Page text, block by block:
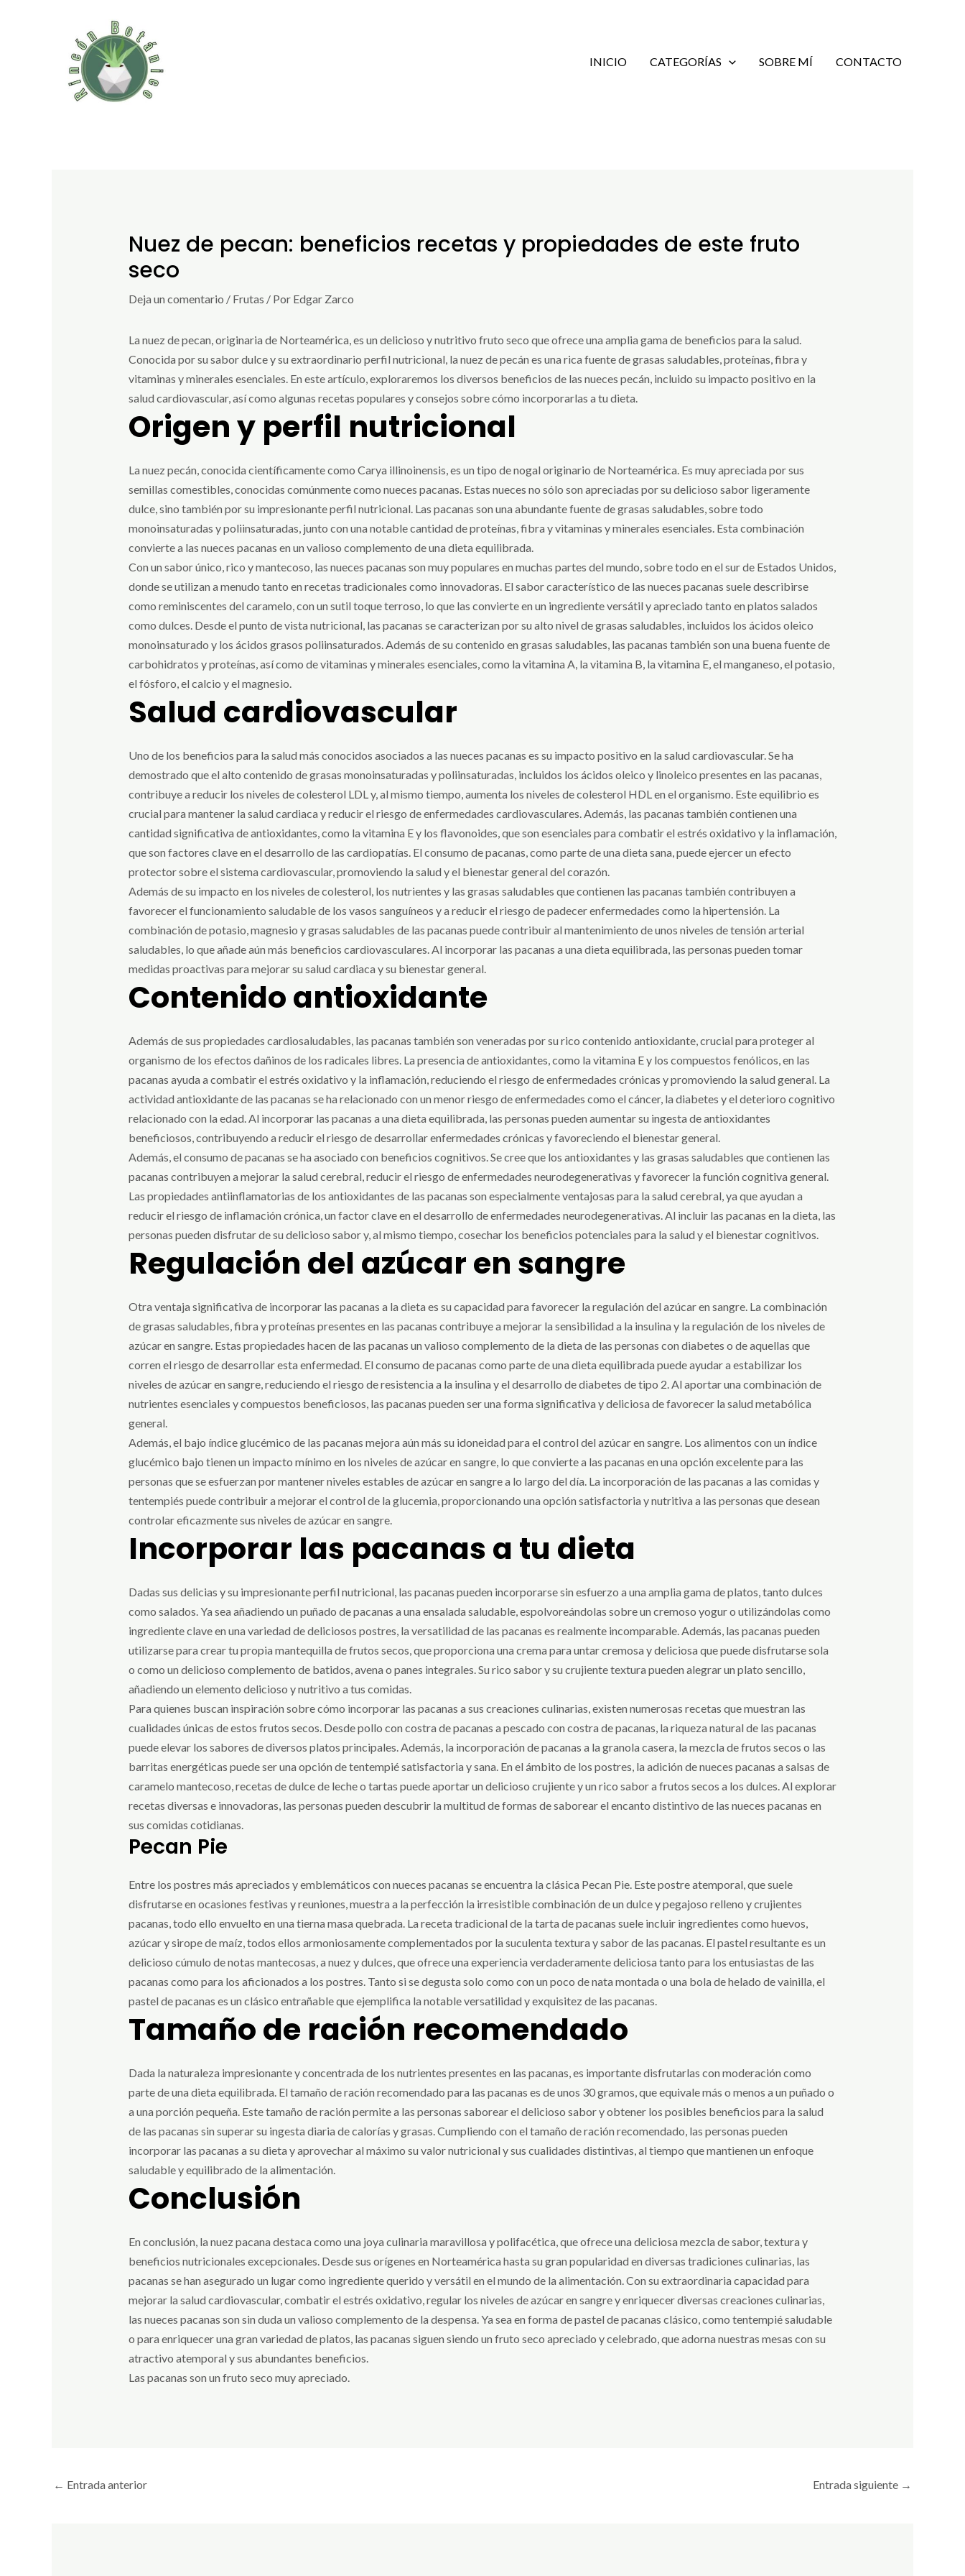
INICIO CATEGORÍAS SOBRE MÍ CONTACTO
Nuez de pecan: beneficios recetas y propiedades de este fruto
seco
Deja un comentario / Frutas / Por Edgar Zarco
La nuez de pecan, originaria de Norteamérica, es un delicioso y nutritivo fruto seco que ofrece una amplia gama de beneficios para la salud.
Conocida por su sabor dulce y su extraordinario perfil nutricional, la nuez de pecán es una rica fuente de grasas saludables, proteínas, fibra y
vitaminas y minerales esenciales. En este artículo, exploraremos los diversos beneficios de las nueces pecán, incluido su impacto positivo en la
salud cardiovascular, así como algunas recetas populares y consejos sobre cómo incorporarlas a tu dieta.
Origen y perfil nutricional
La nuez pecán, conocida científicamente como Carya illinoinensis, es un tipo de nogal originario de Norteamérica. Es muy apreciada por sus
semillas comestibles, conocidas comúnmente como nueces pacanas. Estas nueces no sólo son apreciadas por su delicioso sabor ligeramente
dulce, sino también por su impresionante perfil nutricional. Las pacanas son una abundante fuente de grasas saludables, sobre todo
monoinsaturadas y poliinsaturadas, junto con una notable cantidad de proteínas, fibra y vitaminas y minerales esenciales. Esta combinación
convierte a las nueces pacanas en un valioso complemento de una dieta equilibrada.
Con un sabor único, rico y mantecoso, las nueces pacanas son muy populares en muchas partes del mundo, sobre todo en el sur de Estados Unidos,
donde se utilizan a menudo tanto en recetas tradicionales como innovadoras. El sabor característico de las nueces pacanas suele describirse
como reminiscentes del caramelo, con un sutil toque terroso, lo que las convierte en un ingrediente versátil y apreciado tanto en platos salados
como dulces. Desde el punto de vista nutricional, las pacanas se caracterizan por su alto nivel de grasas saludables, incluidos los ácidos oleico
monoinsaturado y los ácidos grasos poliinsaturados. Además de su contenido en grasas saludables, las pacanas también son una buena fuente de
carbohidratos y proteínas, así como de vitaminas y minerales esenciales, como la vitamina A, la vitamina B, la vitamina E, el manganeso, el potasio,
el fósforo, el calcio y el magnesio.
Salud cardiovascular
Uno de los beneficios para la salud más conocidos asociados a las nueces pacanas es su impacto positivo en la salud cardiovascular. Se ha
demostrado que el alto contenido de grasas monoinsaturadas y poliinsaturadas, incluidos los ácidos oleico y linoleico presentes en las pacanas,
contribuye a reducir los niveles de colesterol LDL y, al mismo tiempo, aumenta los niveles de colesterol HDL en el organismo. Este equilibrio es
crucial para mantener la salud cardiaca y reducir el riesgo de enfermedades cardiovasculares. Además, las pacanas también contienen una
cantidad significativa de antioxidantes, como la vitamina E y los flavonoides, que son esenciales para combatir el estrés oxidativo y la inflamación,
que son factores clave en el desarrollo de las cardiopatías. El consumo de pacanas, como parte de una dieta sana, puede ejercer un efecto
protector sobre el sistema cardiovascular, promoviendo la salud y el bienestar general del corazón.
Además de su impacto en los niveles de colesterol, los nutrientes y las grasas saludables que contienen las pacanas también contribuyen a
favorecer el funcionamiento saludable de los vasos sanguíneos y a reducir el riesgo de padecer enfermedades como la hipertensión. La
combinación de potasio, magnesio y grasas saludables de las pacanas puede contribuir al mantenimiento de unos niveles de tensión arterial
saludables, lo que añade aún más beneficios cardiovasculares. Al incorporar las pacanas a una dieta equilibrada, las personas pueden tomar
medidas proactivas para mejorar su salud cardiaca y su bienestar general.
Contenido antioxidante
Además de sus propiedades cardiosaludables, las pacanas también son veneradas por su rico contenido antioxidante, crucial para proteger al
organismo de los efectos dañinos de los radicales libres. La presencia de antioxidantes, como la vitamina E y los compuestos fenólicos, en las
pacanas ayuda a combatir el estrés oxidativo y la inflamación, reduciendo el riesgo de enfermedades crónicas y promoviendo la salud general. La
actividad antioxidante de las pacanas se ha relacionado con un menor riesgo de enfermedades como el cáncer, la diabetes y el deterioro cognitivo
relacionado con la edad. Al incorporar las pacanas a una dieta equilibrada, las personas pueden aumentar su ingesta de antioxidantes
beneficiosos, contribuyendo a reducir el riesgo de desarrollar enfermedades crónicas y favoreciendo el bienestar general.
Además, el consumo de pacanas se ha asociado con beneficios cognitivos. Se cree que los antioxidantes y las grasas saludables que contienen las
pacanas contribuyen a mejorar la salud cerebral, reducir el riesgo de enfermedades neurodegenerativas y favorecer la función cognitiva general.
Las propiedades antiinflamatorias de los antioxidantes de las pacanas son especialmente ventajosas para la salud cerebral, ya que ayudan a
reducir el riesgo de inflamación crónica, un factor clave en el desarrollo de enfermedades neurodegenerativas. Al incluir las pacanas en la dieta, las
personas pueden disfrutar de su delicioso sabor y, al mismo tiempo, cosechar los beneficios potenciales para la salud y el bienestar cognitivos.
Regulación del azúcar en sangre
Otra ventaja significativa de incorporar las pacanas a la dieta es su capacidad para favorecer la regulación del azúcar en sangre. La combinación
de grasas saludables, fibra y proteínas presentes en las pacanas contribuye a mejorar la sensibilidad a la insulina y la regulación de los niveles de
azúcar en sangre. Estas propiedades hacen de las pacanas un valioso complemento de la dieta de las personas con diabetes o de aquellas que
corren el riesgo de desarrollar esta enfermedad. El consumo de pacanas como parte de una dieta equilibrada puede ayudar a estabilizar los
niveles de azúcar en sangre, reduciendo el riesgo de resistencia a la insulina y el desarrollo de diabetes de tipo 2. Al aportar una combinación de
nutrientes esenciales y compuestos beneficiosos, las pacanas pueden ser una forma significativa y deliciosa de favorecer la salud metabólica
general.
Además, el bajo índice glucémico de las pacanas mejora aún más su idoneidad para el control del azúcar en sangre. Los alimentos con un índice
glucémico bajo tienen un impacto mínimo en los niveles de azúcar en sangre, lo que convierte a las pacanas en una opción excelente para las
personas que se esfuerzan por mantener niveles estables de azúcar en sangre a lo largo del día. La incorporación de las pacanas a las comidas y
tentempiés puede contribuir a mejorar el control de la glucemia, proporcionando una opción satisfactoria y nutritiva a las personas que desean
controlar eficazmente sus niveles de azúcar en sangre.
Incorporar las pacanas a tu dieta
Dadas sus delicias y su impresionante perfil nutricional, las pacanas pueden incorporarse sin esfuerzo a una amplia gama de platos, tanto dulces
como salados. Ya sea añadiendo un puñado de pacanas a una ensalada saludable, espolvoreándolas sobre un cremoso yogur o utilizándolas como
ingrediente clave en una variedad de deliciosos postres, la versatilidad de las pacanas es realmente incomparable. Además, las pacanas pueden
utilizarse para crear tu propia mantequilla de frutos secos, que proporciona una crema para untar cremosa y deliciosa que puede disfrutarse sola
o como un delicioso complemento de batidos, avena o panes integrales. Su rico sabor y su crujiente textura pueden alegrar un plato sencillo,
añadiendo un elemento delicioso y nutritivo a tus comidas.
Para quienes buscan inspiración sobre cómo incorporar las pacanas a sus creaciones culinarias, existen numerosas recetas que muestran las
cualidades únicas de estos frutos secos. Desde pollo con costra de pacanas a pescado con costra de pacanas, la riqueza natural de las pacanas
puede elevar los sabores de diversos platos principales. Además, la incorporación de pacanas a la granola casera, la mezcla de frutos secos o las
barritas energéticas puede ser una opción de tentempié satisfactoria y sana. En el ámbito de los postres, la adición de nueces pacanas a salsas de
caramelo mantecoso, recetas de dulce de leche o tartas puede aportar un delicioso crujiente y un rico sabor a frutos secos a los dulces. Al explorar
recetas diversas e innovadoras, las personas pueden descubrir la multitud de formas de saborear el encanto distintivo de las nueces pacanas en
sus comidas cotidianas.
Pecan Pie
Entre los postres más apreciados y emblemáticos con nueces pacanas se encuentra la clásica Pecan Pie. Este postre atemporal, que suele
disfrutarse en ocasiones festivas y reuniones, muestra a la perfección la irresistible combinación de un dulce y pegajoso relleno y crujientes
pacanas, todo ello envuelto en una tierna masa quebrada. La receta tradicional de la tarta de pacanas suele incluir ingredientes como huevos,
azúcar y sirope de maíz, todos ellos armoniosamente complementados por la suculenta textura y sabor de las pacanas. El pastel resultante es un
delicioso cúmulo de notas mantecosas, a nuez y dulces, que ofrece una experiencia verdaderamente deliciosa tanto para los entusiastas de las
pacanas como para los aficionados a los postres. Tanto si se degusta solo como con un poco de nata montada o una bola de helado de vainilla, el
pastel de pacanas es un clásico entrañable que ejemplifica la notable versatilidad y exquisitez de las pacanas.
Tamaño de ración recomendado
Dada la naturaleza impresionante y concentrada de los nutrientes presentes en las pacanas, es importante disfrutarlas con moderación como
parte de una dieta equilibrada. El tamaño de ración recomendado para las pacanas es de unos 30 gramos, que equivale más o menos a un puñado o
a una porción pequeña. Este tamaño de ración permite a las personas saborear el delicioso sabor y obtener los posibles beneficios para la salud
de las pacanas sin superar su ingesta diaria de calorías y grasas. Cumpliendo con el tamaño de ración recomendado, las personas pueden
incorporar las pacanas a su dieta y aprovechar al máximo su valor nutricional y sus cualidades distintivas, al tiempo que mantienen un enfoque
saludable y equilibrado de la alimentación.
Conclusión
En conclusión, la nuez pacana destaca como una joya culinaria maravillosa y polifacética, que ofrece una deliciosa mezcla de sabor, textura y
beneficios nutricionales excepcionales. Desde sus orígenes en Norteamérica hasta su gran popularidad en diversas tradiciones culinarias, las
pacanas se han asegurado un lugar como ingrediente querido y versátil en el mundo de la alimentación. Con su extraordinaria capacidad para
mejorar la salud cardiovascular, combatir el estrés oxidativo, regular los niveles de azúcar en sangre y enriquecer diversas creaciones culinarias,
las nueces pacanas son sin duda un valioso complemento de la despensa. Ya sea en forma de pastel de pacanas clásico, como tentempié saludable
o para enriquecer una gran variedad de platos, las pacanas siguen siendo un fruto seco apreciado y celebrado, que adorna nuestras mesas con su
atractivo atemporal y sus abundantes beneficios.
Las pacanas son un fruto seco muy apreciado.
← Entrada anterior Entrada siguiente →